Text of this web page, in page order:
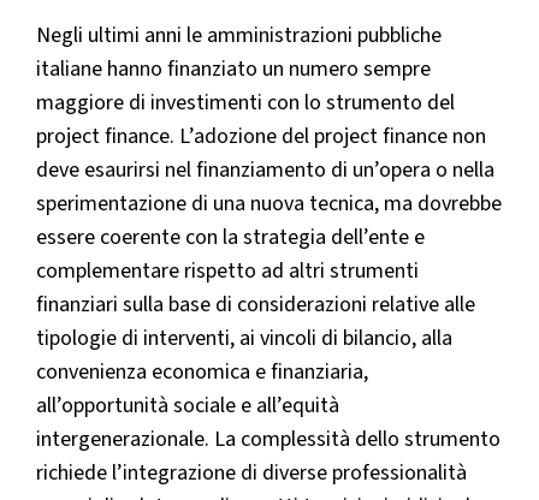
Negli ultimi anni le amministrazioni pubbliche
italiane hanno finanziato un numero sempre
maggiore di investimenti con lo strumento del
project finance. L’adozione del project finance non
deve esaurirsi nel finanziamento di un’opera o nella
sperimentazione di una nuova tecnica, ma dovrebbe
essere coerente con la strategia dell’ente e
complementare rispetto ad altri strumenti
finanziari sulla base di considerazioni relative alle
tipologie di interventi, ai vincoli di bilancio, alla
convenienza economica e finanziaria,
all’opportunità sociale e all’equità
intergenerazionale. La complessità dello strumento
richiede l’integrazione di diverse professionalità